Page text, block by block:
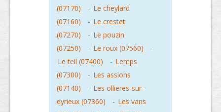
(07170)
- Le cheylard
(07160)
- Le crestet
(07270)
- Le pouzin
(07250)
- Le roux (07560)
-
Le teil (07400)
- Lemps
(07300)
- Les assions
(07140)
- Les ollieres-sur-
eyrieux (07360)
- Les vans